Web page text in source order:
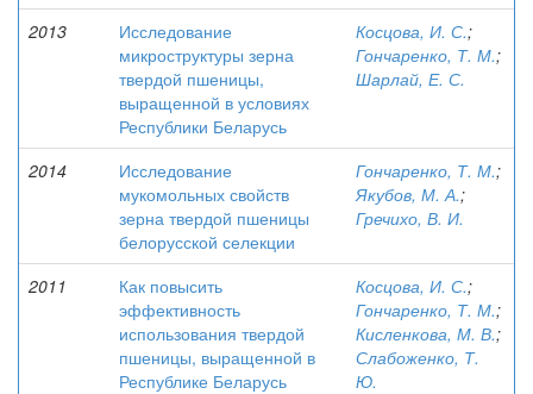
2013
Исследование
микроструктуры зерна
твердой пшеницы,
выращенной в условиях
Республики Беларусь
Косцова, И. С.;
Гончаренко, Т. М.;
Шарлай, Е. С.
2014
Исследование
мукомольных свойств
зерна твердой пшеницы
белорусской селекции
Гончаренко, Т. М.;
Якубов, М. А.;
Гречихо, В. И.
2011
Как повысить
эффективность
использования твердой
пшеницы, выращенной в
Республике Беларусь
Косцова, И. С.;
Гончаренко, Т. М.;
Кисленкова, М. В.;
Слабоженко, Т.
Ю.